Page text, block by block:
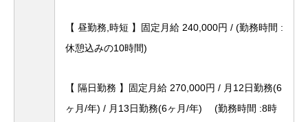
【 昼勤務,時短 】固定月給 240,000円 / (勤務時間 :
休憩込みの10時間)
【 隔日勤務 】固定月給 270,000円 / 月12日勤務(6
ヶ月/年) / 月13日勤務(6ヶ月/年)
(勤務時間 :8時